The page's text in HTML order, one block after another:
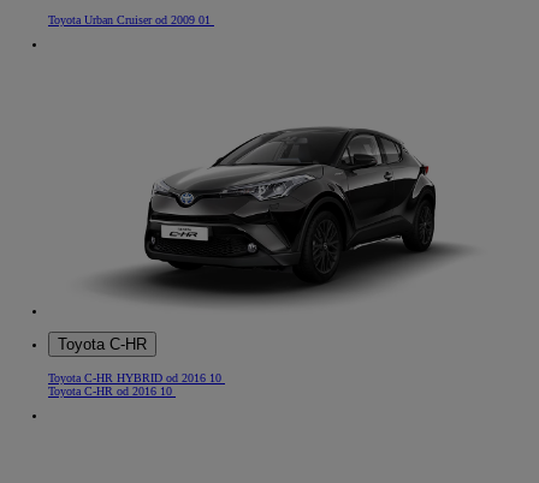
Toyota Urban Cruiser od 2009 01
Toyota C-HR
Toyota C-HR HYBRID od 2016 10
Toyota C-HR od 2016 10